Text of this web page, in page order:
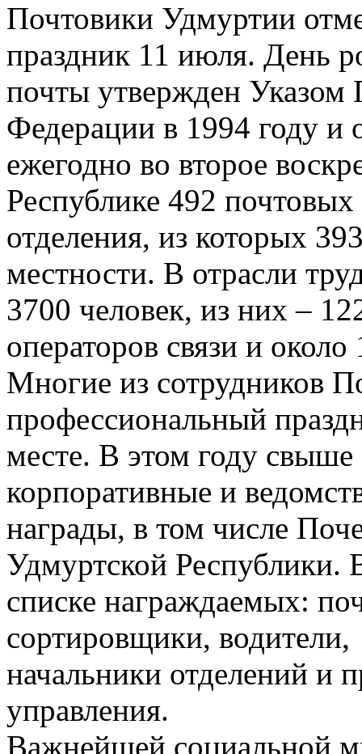
Почтовики Удмуртии
праздник 11 июля. День
почты утвержден Указом
Федерации в 1994 году и
ежегодно во второе
Республике 492 почтовых
отделения, из которых
местности. В отрасли
3700 человек, из них –
операторов связи и около
Многие из сотрудников
профессиональный
месте. В этом году свыше
корпоративные и
награды, в том числе
Удмуртской Республики.
списке награждаемых:
сортировщики, водители,
начальники отделений и
управления.
Важнейшей социальной